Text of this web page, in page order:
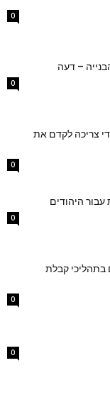
0
– דעה
0
צריכה לקדם את
0
היהודים
0
בתהליכי קבלת
0
0